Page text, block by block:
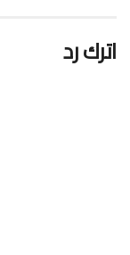
اترك رد